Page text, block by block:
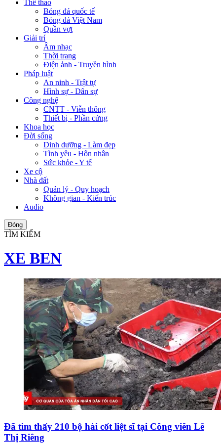
Thể thao
Bóng đá quốc tế
Bóng đá Việt Nam
Quần vợt
Giải trí
Âm nhạc
Thời trang
Điện ảnh - Truyền hình
Pháp luật
An ninh - Trật tự
Hình sự - Dân sự
Công nghệ
CNTT - Viễn thông
Thiết bị - Phần cứng
Khoa học
Đời sống
Dinh dưỡng - Làm đẹp
Tình yêu - Hôn nhân
Sức khỏe - Y tế
Xe cộ
Nhà đất
Quản lý - Quy hoạch
Không gian - Kiến trúc
Audio
Đóng
TÌM KIẾM
XE BEN
Đã tìm thấy 210 bộ hài cốt liệt sĩ tại Công viên Lê
Thị Riêng